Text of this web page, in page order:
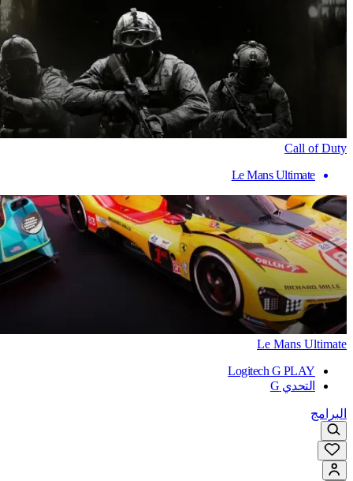
Call of Duty
Le Mans Ultimate
Le Mans Ultimate
Logitech G PLAY
التحدي G
البرامج